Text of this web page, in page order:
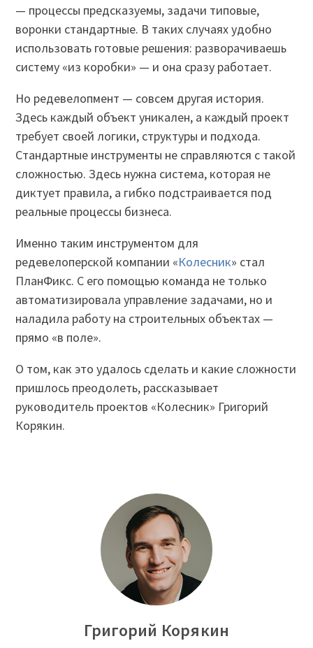
— процессы предсказуемы, задачи типовые,
воронки стандартные. В таких случаях удобно
использовать готовые решения: разворачиваешь
систему «из коробки» — и она сразу работает.
Но редевелопмент — совсем другая история.
Здесь каждый объект уникален, а каждый проект
требует своей логики, структуры и подхода.
Стандартные инструменты не справляются с такой
сложностью. Здесь нужна система, которая не
диктует правила, а гибко подстраивается под
реальные процессы бизнеса.
Именно таким инструментом для
редевелоперской компании «Колесник» стал
ПланФикс. С его помощью команда не только
автоматизировала управление задачами, но и
наладила работу на строительных объектах —
прямо «в поле».
О том, как это удалось сделать и какие сложности
пришлось преодолеть, рассказывает
руководитель проектов «Колесник» Григорий
Корякин.
Григорий Корякин